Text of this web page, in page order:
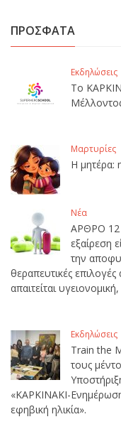
ΠΡΟΣΦΑΤΑ
Εκδηλώσεις
Το
Μαρτυρίες
Η μητέρα:
Νέα
ΑΡΘΡΟ 12
εξαίρεση
την
θεραπευτικές
απαιτείται
Εκδηλώσεις
Train the
τους
«ΚΑΡΚΙΝΑΚΙ-
εφηβική ηλικία».